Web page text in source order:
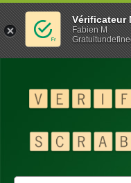
Vérificateur
Fabien M